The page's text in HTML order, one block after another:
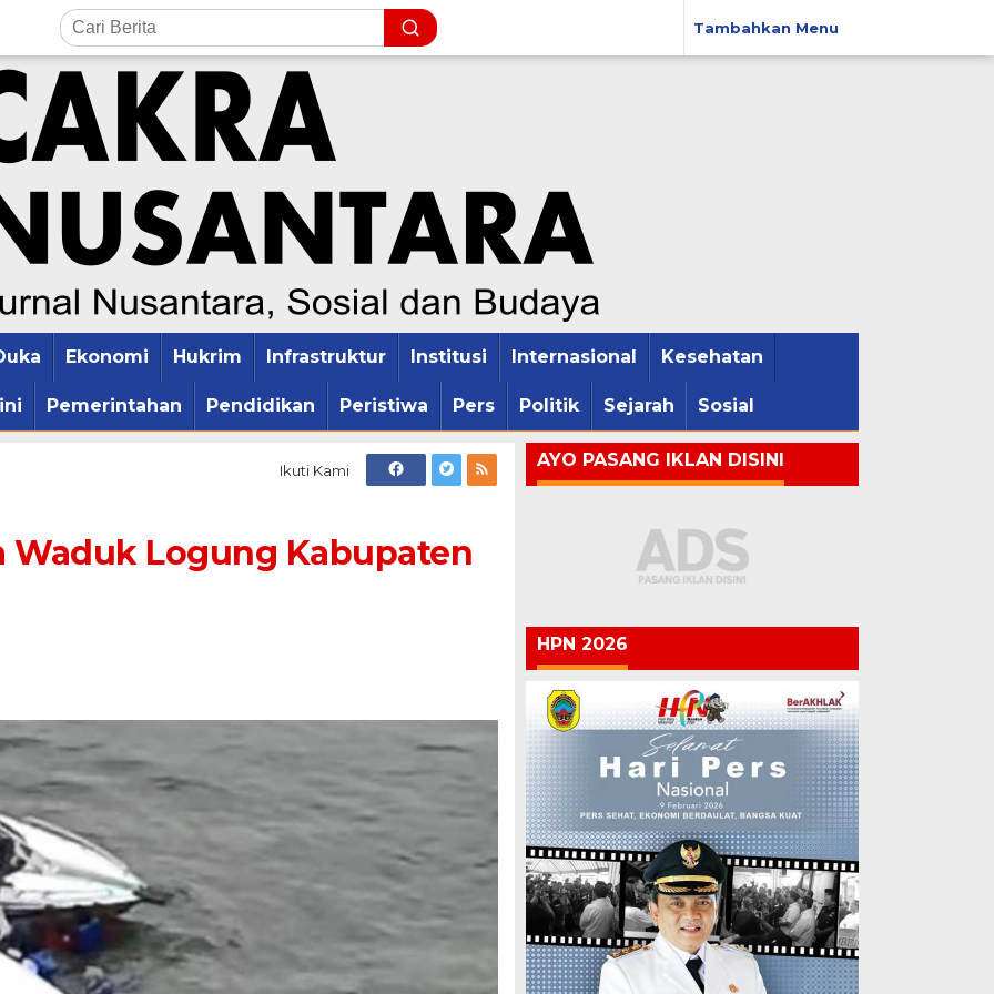
Tambahkan Menu
Ekonomi Hukrim Infrastruktur Institusi Internasional Kesehatan
Pemerintahan Pendidikan Peristiwa Pers Politik Sejarah Sosial
Ikuti Kami
Waduk Logung Kabupaten
AYO PASANG IKLAN DISINI
HPN 2026